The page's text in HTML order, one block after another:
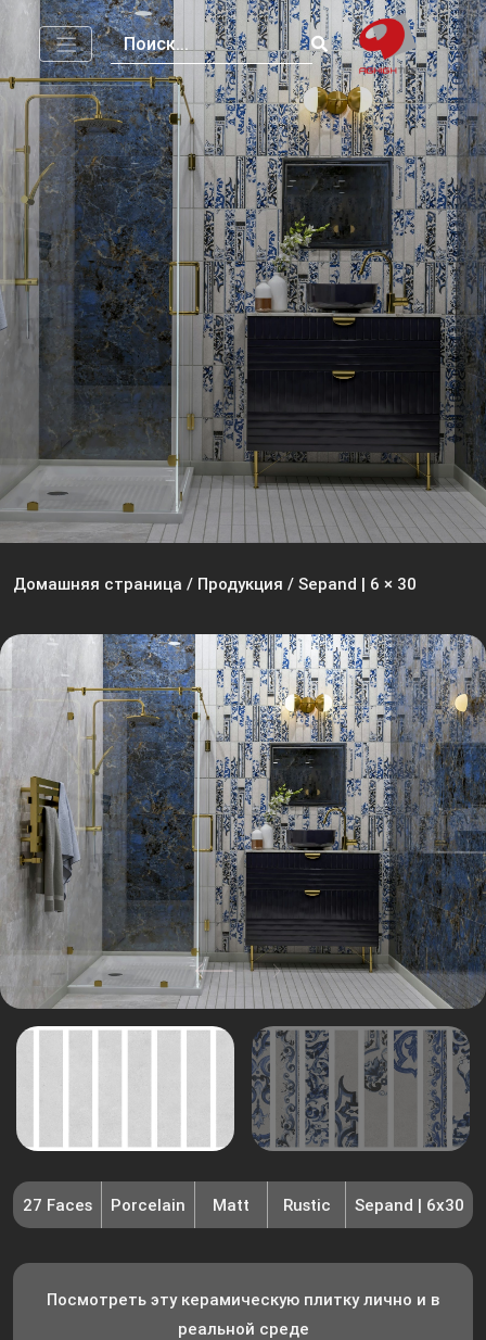
Домашняя страница / Продукция / Sepand | 6 × 30
27 Faces Porcelain Matt Rustic Sepand | 6x30
Посмотреть эту керамическую плитку лично и в
реальной среде